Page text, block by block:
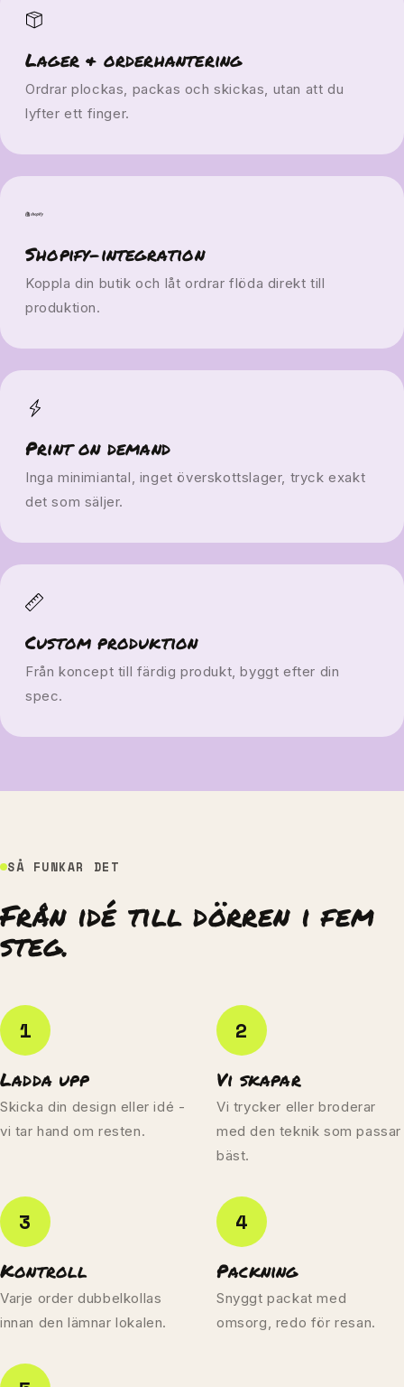
Lager & orderhantering
Ordrar plockas, packas och skickas, utan att du
lyfter ett finger.
Shopify-integration
Koppla din butik och låt ordrar flöda direkt till
produktion.
Print on demand
Inga minimiantal, inget överskottslager, tryck exakt
det som säljer.
Custom produktion
Från koncept till färdig produkt, byggt efter din
spec.
SÅ FUNKAR DET
Från idé till dörren i fem
steg.
1
Ladda upp
Skicka din design eller idé -
vi tar hand om resten.
2
Vi skapar
Vi trycker eller broderar
med den teknik som passar
bäst.
3
Kontroll
Varje order dubbelkollas
innan den lämnar lokalen.
4
Packning
Snyggt packat med
omsorg, redo för resan.